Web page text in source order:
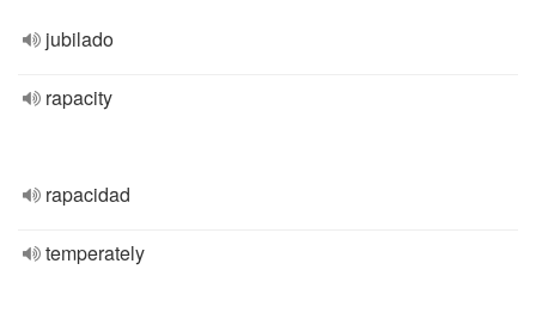
jubilado
rapacity
rapacidad
temperately